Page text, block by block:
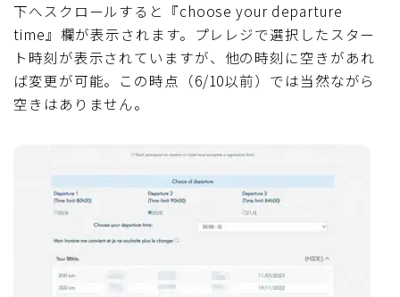
下へスクロールすると『choose your departure
time』欄が表示されます。プレレジで選択したスター
ト時刻が表示されていますが、他の時刻に空きがあれ
ば変更が可能。この時点（6/10以前）では当然ながら
空きはありません。